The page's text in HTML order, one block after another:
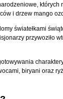
których
i drzew mango
światełkami
przywoziło
biryani oraz